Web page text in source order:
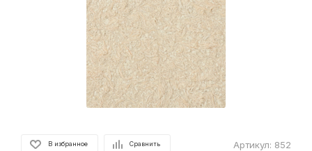
В избранное Сравнить Артикул: 852